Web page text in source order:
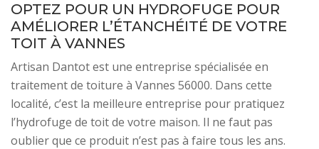
OPTEZ POUR UN HYDROFUGE POUR
AMÉLIORER L’ÉTANCHÉITÉ DE VOTRE
TOIT À VANNES
Artisan Dantot est une entreprise spécialisée en
traitement de toiture à Vannes 56000. Dans cette
localité, c’est la meilleure entreprise pour pratiquez
l’hydrofuge de toit de votre maison. Il ne faut pas
oublier que ce produit n’est pas à faire tous les ans.